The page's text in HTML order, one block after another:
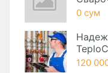
0 сум
120